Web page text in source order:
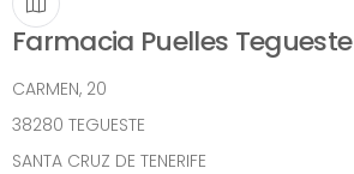
Farmacia Puelles Tegueste
CARMEN, 20
38280 TEGUESTE
SANTA CRUZ DE TENERIFE